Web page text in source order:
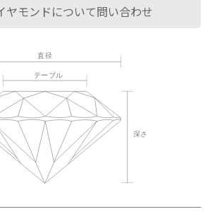
ヤモンドについて問い合わせ